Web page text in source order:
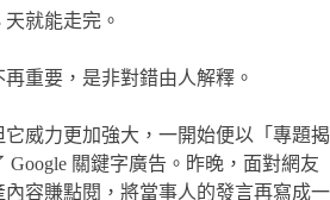
就能走完。
重要，是非對錯由人解釋。
威力更加強大，一開始便以「專題揭
Google 關鍵字廣告。昨晚，面對網友
容賺點閱，將當事人的發言再寫成一